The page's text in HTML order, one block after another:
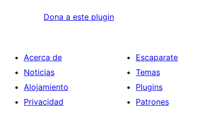
Dona a este plugin
Acerca de
Noticias
Alojamiento
Privacidad
Escaparate
Temas
Plugins
Patrones